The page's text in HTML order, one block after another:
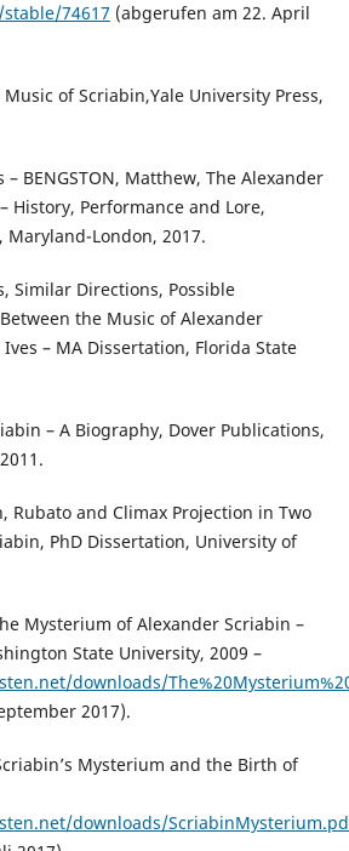
74617 (abgerufen am 22. April
Music of Scriabin,Yale University Press,
BENGSTON, Matthew, The Alexander
History, Performance and Lore,
London, 2017.
Similar Directions, Possible
the Music of Alexander
– MA Dissertation, Florida State
– A Biography, Dover Publications,
Rubato and Climax Projection in Two
PhD Dissertation, University of
Mysterium of Alexander Scriabin –
State University, 2009 –
downloads/
2017).
Mysterium and the Birth of
downloads/